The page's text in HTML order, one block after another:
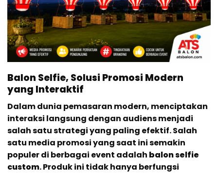
Balon Selfie, Solusi Promosi Modern
yang Interaktif
Dalam dunia pemasaran modern, menciptakan
interaksi langsung dengan audiens menjadi
salah satu strategi yang paling efektif. Salah
satu media promosi yang saat ini semakin
populer di berbagai event adalah balon selfie
custom. Produk ini tidak hanya berfungsi